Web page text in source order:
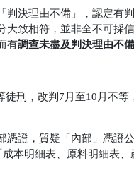
決理由不備」，認定有
致相符，並非全不可採
有調查未盡及判決理由不
刑，改判7月至10月不等
證，質疑「內部」憑證
本明細表、原料明細表、